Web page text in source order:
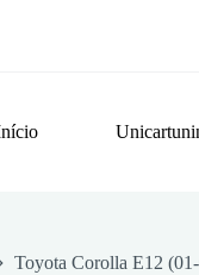
Toyota Corolla E12